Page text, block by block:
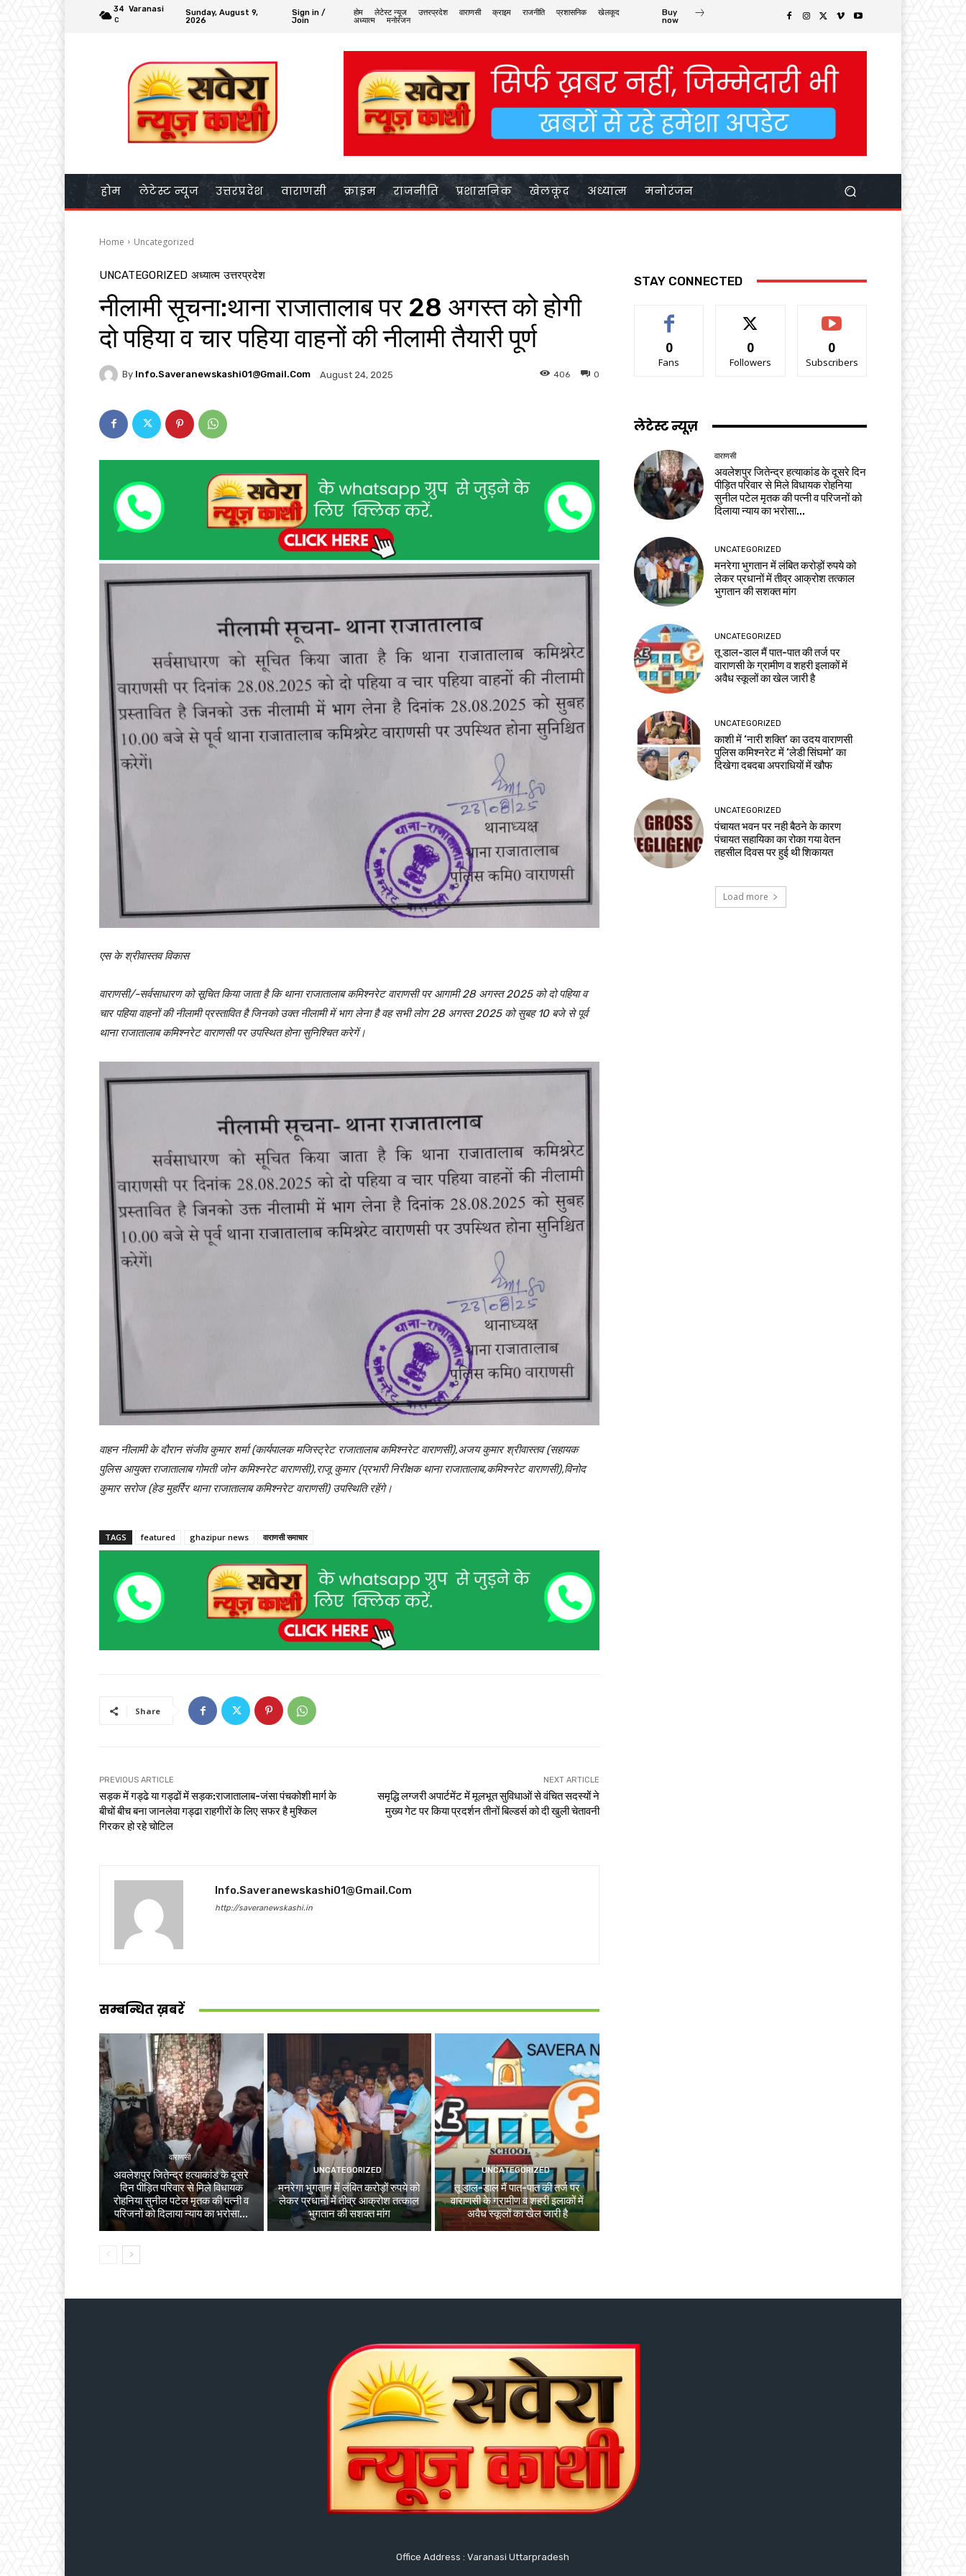
34
C
Varanasi
Sunday, August 9,
2026
Sign in /
Join
होम लेटेस्ट न्यूज उत्तरप्रदेश वाराणसी क्राइम राजनीति प्रशासनिक
खेलकूद
अध्यात्म
मनोरंजन
Buy
now
होम लेटेस्ट न्यूज उत्तरप्रदेश वाराणसी क्राइम राजनीति प्रशासनिक खेलकूद अध्यात्म मनोरंजन
Home Uncategorized
UNCATEGORIZED अध्यात्म उत्तरप्रदेश
नीलामी सूचना:थाना राजातालाब पर 28 अगस्त को होगी
दो पहिया व चार पहिया वाहनों की नीलामी तैयारी पूर्ण
By Info.saveranewskashi01@gmail.com August 24, 2025 0
406
एस के श्रीवास्तव विकास
वाराणसी/-सर्वसाधारण को सूचित किया जाता है कि थाना राजातालाब कमिश्नरेट वाराणसी पर आगामी 28 अगस्त 2025 को दो पहिया व
चार पहिया वाहनों की नीलामी प्रस्तावित है जिनको उक्त नीलामी में भाग लेना है वह सभी लोग 28 अगस्त 2025 को सुबह 10 बजे से पूर्व
थाना राजातालाब कमिश्नरेट वाराणसी पर उपस्थित होना सुनिश्चित करेगें।
वाहन नीलामी के दौरान संजीव कुमार शर्मा (कार्यपालक मजिस्ट्रेट राजातालाब कमिश्नरेट वाराणसी),अजय कुमार श्रीवास्तव (सहायक
पुलिस आयुक्त राजातालाब गोमती जोन कमिश्नरेट वाराणसी),राजू कुमार (प्रभारी निरीक्षक थाना राजातालाब,कमिश्नरेट वाराणसी),विनोद
कुमार सरोज (हेड मुहर्रिर थाना राजातालाब कमिश्नरेट वाराणसी) उपस्थिति रहेंगे।
TAGS featured ghazipur news वाराणसी समाचार
Share
PREVIOUS ARTICLE
सड़क में गड्ढे या गड्ढों में सड़क:राजातालाब-जंसा पंचकोशी मार्ग के
बीचों बीच बना जानलेवा गड्ढा राहगीरों के लिए सफर है मुश्किल
गिरकर हो रहे चोटिल
NEXT ARTICLE
समृद्धि लग्जरी अपार्टमेंट में मूलभूत सुविधाओं से वंचित सदस्यों ने
मुख्य गेट पर किया प्रदर्शन तीनों बिल्डर्स को दी खुली चेतावनी
Info.saveranewskashi01@gmail.com
http://saveranewskashi.in
सम्बन्धित ख़बरें
वाराणसी
अवलेशपुर जितेन्द्र हत्याकांड के दूसरे
दिन पीड़ित परिवार से मिले विधायक
रोहनिया सुनील पटेल मृतक की पत्नी व
परिजनों को दिलाया न्याय का भरोसा...
UNCATEGORIZED
मनरेगा भुगतान में लंबित करोड़ों रुपये को
लेकर प्रधानों में तीव्र आक्रोश तत्काल
भुगतान की सशक्त मांग
UNCATEGORIZED
तू डाल-डाल मैं पात-पात की तर्ज पर
वाराणसी के ग्रामीण व शहरी इलाकों में
अवैध स्कूलों का खेल जारी है
STAY CONNECTED
0
Fans
0
Followers
0
Subscribers
लेटेस्ट न्यूज़
वाराणसी
अवलेशपुर जितेन्द्र हत्याकांड के दूसरे दिन
पीड़ित परिवार से मिले विधायक रोहनिया
सुनील पटेल मृतक की पत्नी व परिजनों को
दिलाया न्याय का भरोसा...
UNCATEGORIZED
मनरेगा भुगतान में लंबित करोड़ों रुपये को
लेकर प्रधानों में तीव्र आक्रोश तत्काल
भुगतान की सशक्त मांग
UNCATEGORIZED
तू डाल-डाल मैं पात-पात की तर्ज पर
वाराणसी के ग्रामीण व शहरी इलाकों में
अवैध स्कूलों का खेल जारी है
UNCATEGORIZED
काशी में ‘नारी शक्ति’ का उदय वाराणसी
पुलिस कमिश्नरेट में ‘लेडी सिंघमो’ का
दिखेगा दबदबा अपराधियों में खौफ
UNCATEGORIZED
पंचायत भवन पर नही बैठने के कारण
पंचायत सहायिका का रोका गया वेतन
तहसील दिवस पर हुई थी शिकायत
Load more
Office Address : Varanasi Uttarpradesh